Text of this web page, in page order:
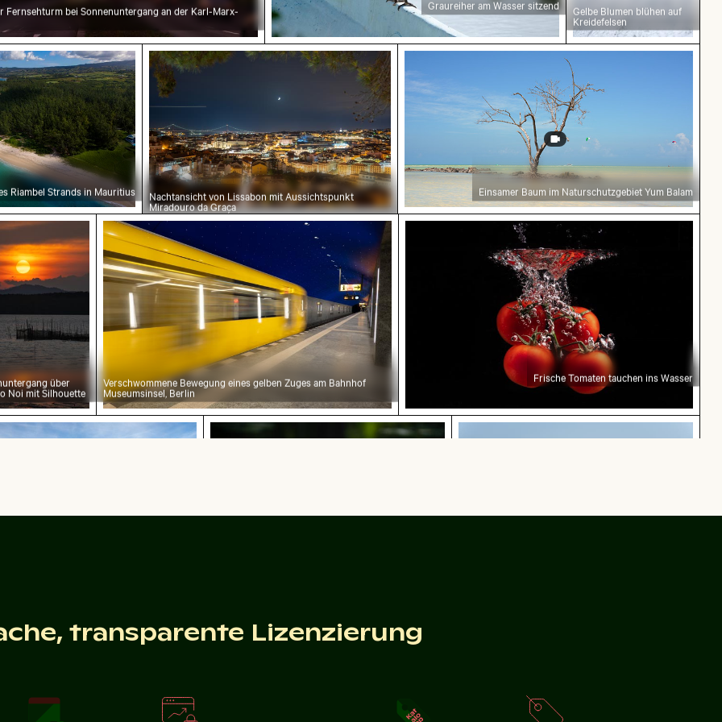
Fernsehturm bei Sonnenuntergang an der Karl-Marx- Graureiher am Wasser sitzend Gelbe Blumen blühen auf
Kreidefelsen
in der Sächsischen Schweiz
des Riambel Strands in Mauritius
Riambel Strands in Mauritius
Nachtansicht von Lissabon mit Aussichtspunkt Miradouro da Graça
Nachtansicht von Lissabon mit Aussichtspunkt
Miradouro da Graça
Einsamer Baum im Naturschutzgebiet Yum
Einsamer Baum im Naturschutzgebiet Yum Balam
über Koh Yao Noi mit Silhouette
über
Noi mit Silhouette
Verschwommene Bewegung eines gelben Zuges am Bahnhof Museumsinsel, Berlin
Verschwommene Bewegung eines gelben Zuges am Bahnhof
Museumsinsel, Berlin
Frische Tomaten tauchen ins Wasser
Frische Tomaten tauchen ins Wasser
Ansicht der Kalksteinformationen im El Torcal de Antequera
Knospe einer Seerose zwischen Seerosenblättern im Teich
Strandliegen und Sonnenschirme am
transparente Lizenzierung